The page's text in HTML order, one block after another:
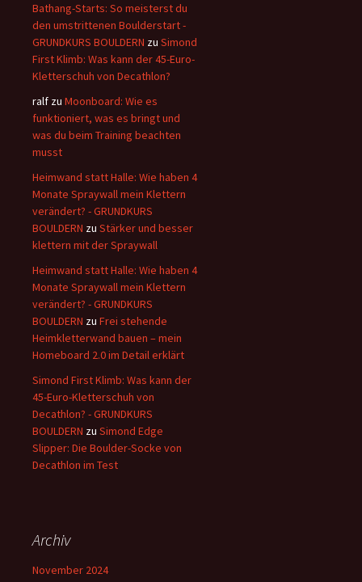
Bathang-Starts: So meisterst du
den umstrittenen Boulderstart -
GRUNDKURS BOULDERN zu Simond
First Klimb: Was kann der 45-Euro-
Kletterschuh von Decathlon?
ralf zu Moonboard: Wie es
funktioniert, was es bringt und
was du beim Training beachten
musst
Heimwand statt Halle: Wie haben 4
Monate Spraywall mein Klettern
verändert? - GRUNDKURS
BOULDERN zu Stärker und besser
klettern mit der Spraywall
Heimwand statt Halle: Wie haben 4
Monate Spraywall mein Klettern
verändert? - GRUNDKURS
BOULDERN zu Frei stehende
Heimkletterwand bauen – mein
Homeboard 2.0 im Detail erklärt
Simond First Klimb: Was kann der
45-Euro-Kletterschuh von
Decathlon? - GRUNDKURS
BOULDERN zu Simond Edge
Slipper: Die Boulder-Socke von
Decathlon im Test
Archiv
November 2024